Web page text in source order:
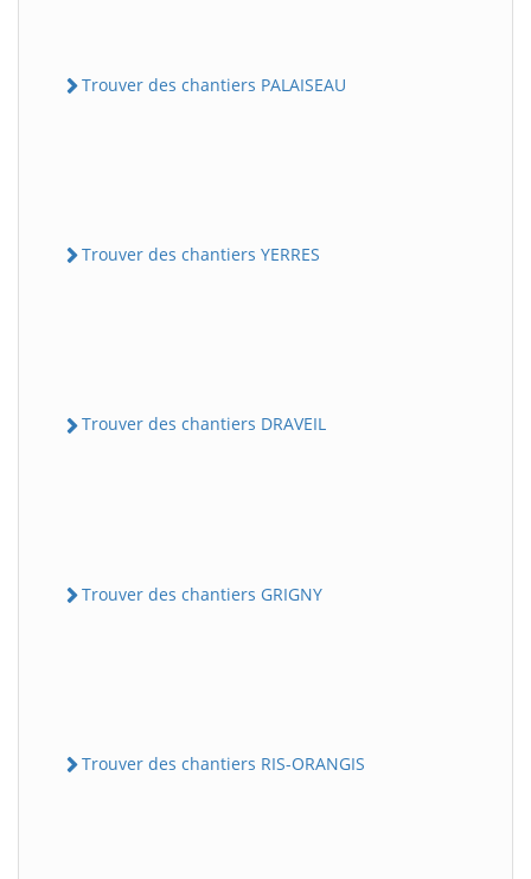
Trouver des chantiers PALAISEAU
Trouver des chantiers YERRES
Trouver des chantiers DRAVEIL
Trouver des chantiers GRIGNY
Trouver des chantiers RIS-ORANGIS